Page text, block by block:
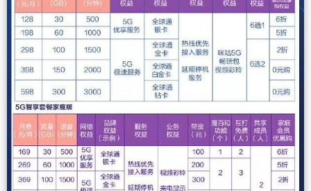
先接入保障权益。或者更简明点理解就是低速低
价、高速高价。 （图源：央视新闻） 毕竟每一代网
络刚出的时候价格都比运营成熟后价格普遍要高，
所以多种方法收费，消费者们都可以根据自己的消
费计划来选择套餐。 其实早在上半年就有传言说国
内会在9月开启5G商用。 今年8月，三大运营商陆
续推出了5G体验套餐，凡是在8月、9月购买5G手
机的消费者，均可以申请每月100G的5G体验流
量。所以不少业内人士根据5G试用活动估计应该很
快运营商们就能推出正式商用项目。 （图截：第一
财经） 目前已开通5G基站8万多个（今年计划建造